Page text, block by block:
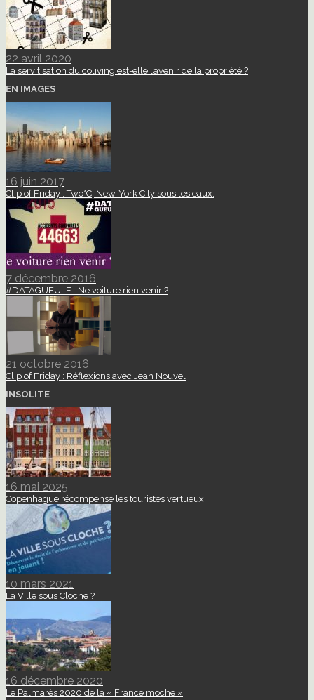
22 avril 2020
La servitisation du coliving est-elle l’avenir de la propriété ?
EN IMAGES
16 juin 2017
Clip of Friday : Two°C, New-York City sous les eaux.
7 décembre 2016
#DATAGUEULE : Ne voiture rien venir ?
21 octobre 2016
Clip of Friday : Réflexions avec Jean Nouvel
INSOLITE
16 mai 2025
Copenhague récompense les touristes vertueux
10 mars 2021
La Ville sous Cloche ?
16 décembre 2020
Le Palmarès 2020 de la « France moche »